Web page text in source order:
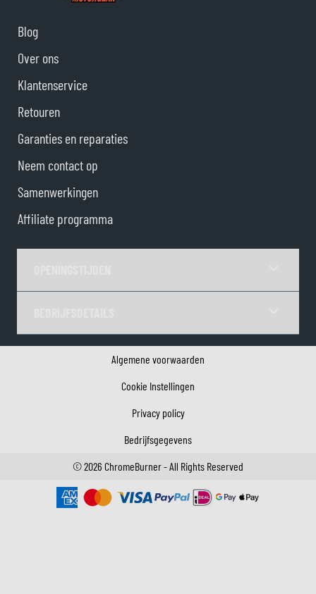
Blog
Over ons
Klantenservice
Retouren
Garanties en reparaties
Neem contact op
Samenwerkingen
Affiliate programma
Algemene voorwaarden
Cookie Instellingen
Privacy policy
Bedrijfsgegevens
©2026 ChromeBurner - All Rights Reserved